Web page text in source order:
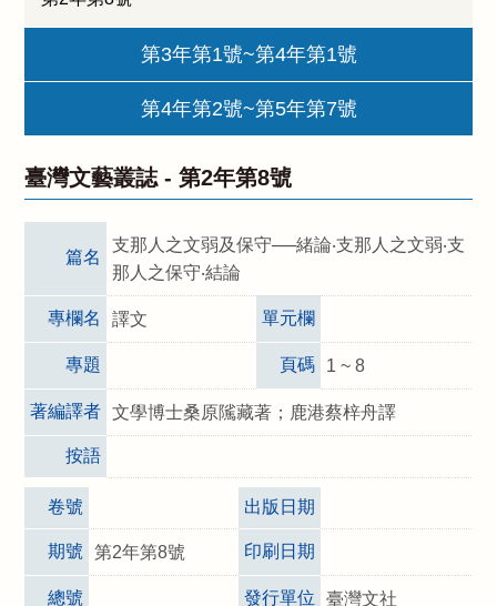
第3年第1號~第4年第1號
第4年第2號~第5年第7號
臺灣文藝叢誌 -第2年第8號
篇名
支那人之文弱及保守──緒論‧支那人之文弱‧支
那人之保守‧結論
專欄名 譯文 單元欄
專題 頁碼 1 ~ 8
著編譯者 文學博士桑原隲藏著；鹿港蔡梓舟譯
按語
卷號 出版日期
期號 第2年第8號 印刷日期
總號 發行單位 臺灣文社